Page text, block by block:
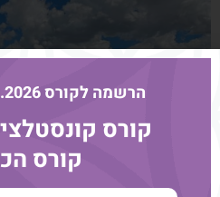
הרשמה לקורס 10.2026 נסגרת בקרוב
קורס
קורס